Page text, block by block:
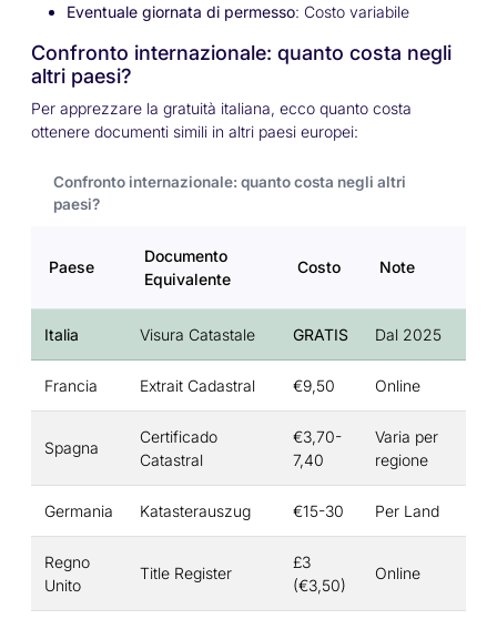
Eventuale giornata di permesso: Costo variabile
Confronto internazionale: quanto costa negli
altri paesi?
Per apprezzare la gratuità italiana, ecco quanto costa
ottenere documenti simili in altri paesi europei:
Confronto internazionale: quanto costa negli altri
paesi?
Paese
Documento
Equivalente
Costo Note
Italia Visura Catastale GRATIS Dal 2025
Francia Extrait Cadastral €9,50 Online
Spagna
Certificado
Catastral
€3,70-
7,40
Varia per
regione
Germania Katasterauszug €15-30 Per Land
Regno
Unito
Title Register
£3
(€3,50)
Online